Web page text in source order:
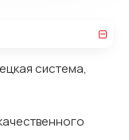
система,